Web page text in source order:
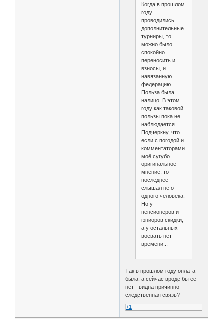
Когда в прошлом
году
проводились
дополнительные
турниры, то
можно было
спокойно
переносить и
взносы, и
навязанную
федерацию.
Польза была
налицо. В этом
году как таковой
пользы пока не
наблюдается.
Подчеркну, что
если с погодой и
комментаторами
моё сугубо
оригинальное
мнение, то
последнее
слышал не от
одного человека.
Но у
пенсионеров и
юниоров скидки,
а у остальных
воевать нет
времени...
Так в прошлом году оплата
была, а сейчас вроде бы ее
нет - видна причинно-
следственная связь?
+1